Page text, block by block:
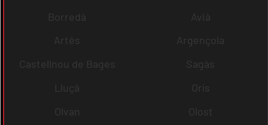
Borredà
Avià
Artés
Argençola
Castellnou de Bages
Sagàs
Lluçà
Orís
Olvan
Olost